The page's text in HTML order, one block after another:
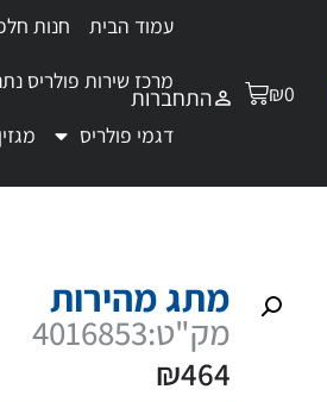
₪0 התחברות
עמוד הבית חנות
מרכז שירות פולריס
דגמי פולריס
מתג מהירות
מק"ט:4016853
₪464